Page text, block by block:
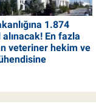
1.874
En fazla
veteriner hekim ve